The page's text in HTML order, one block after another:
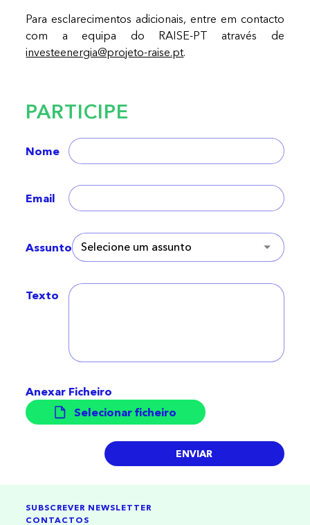
Para esclarecimentos adicionais, entre em contacto
com a equipa do RAISE-PT através de
investeenergia@projeto-raise.pt.
PARTICIPE
Nome
Email
Assunto
Texto
Anexar Ficheiro
Selecionar ficheiro
ENVIAR
SUBSCREVER NEWSLETTER
CONTACTOS